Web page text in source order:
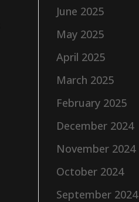
June 2025
May 2025
April 2025
March 2025
February 2025
December 2024
November 2024
October 2024
September 2024